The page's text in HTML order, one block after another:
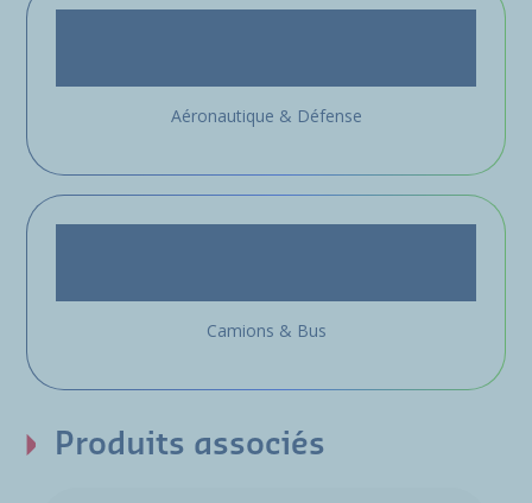
Aéronautique & Défense
Camions & Bus
Produits associés